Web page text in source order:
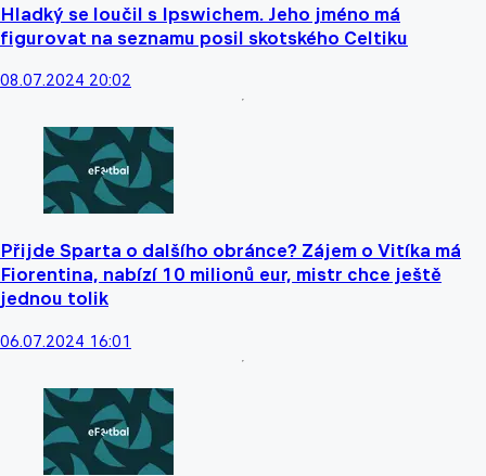
Hladký se loučil s Ipswichem. Jeho jméno má
figurovat na seznamu posil skotského Celtiku
08.07.2024 20:02
Přijde Sparta o dalšího obránce? Zájem o Vitíka má
Fiorentina, nabízí 10 milionů eur, mistr chce ještě
jednou tolik
06.07.2024 16:01